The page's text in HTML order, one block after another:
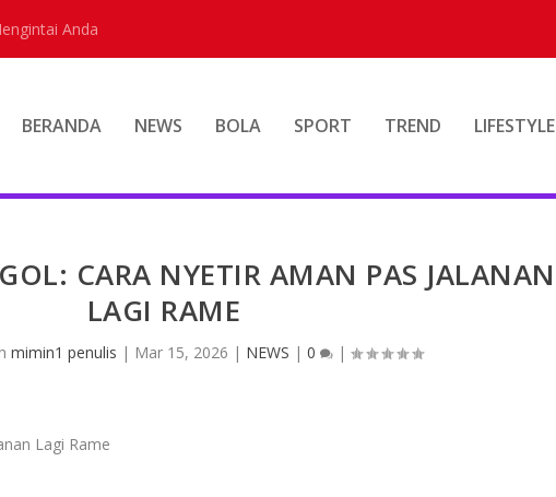
Anda
BERANDA NEWS BOLA SPORT TREND LIFESTYLE
CARA NYETIR AMAN PAS JALANAN
LAGI RAME
mimin1 penulis | Mar 15, 2026 | NEWS |0 |